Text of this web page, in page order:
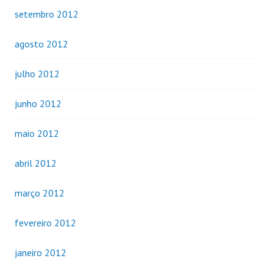
setembro 2012
agosto 2012
julho 2012
junho 2012
maio 2012
abril 2012
março 2012
fevereiro 2012
janeiro 2012